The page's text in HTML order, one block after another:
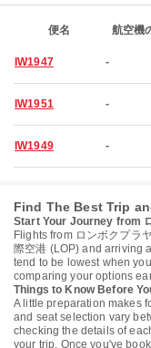
便名 航空機
IW1947 -
IW1951 -
IW1949 -
Find The Best Trip
Start Your Journey from
Flights from ロンボクプラ
際空港 (LOP) and arriving
tend to be lowest when
comparing your options
Things to Know Before
A little preparation makes
and seat selection vary
checking the details of
your trip. Once you've